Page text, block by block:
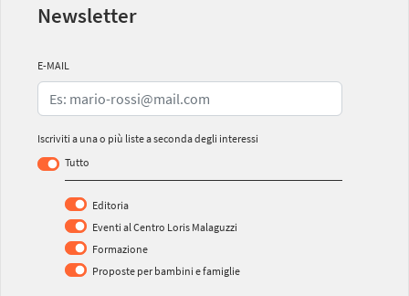
Newsletter
E-MAIL
Iscriviti a una o più liste a seconda degli interessi
Tutto
Editoria
Eventi al Centro Loris Malaguzzi
Formazione
Proposte per bambini e famiglie